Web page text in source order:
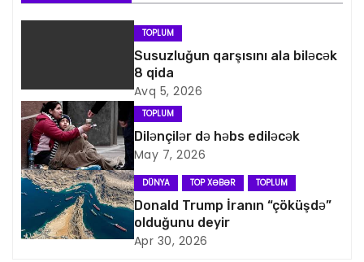
n
v
i
q
a
s
TOPLUM
Susuzluğun qarşısını ala biləcək
8 qida
Avq 5, 2026
TOPLUM
Dilənçilər də həbs ediləcək
May 7, 2026
DÜNYA TOP XƏBƏR TOPLUM
Donald Trump İranın “çöküşdə”
olduğunu deyir
Apr 30, 2026